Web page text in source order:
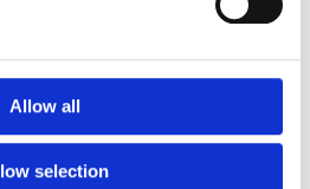
Allow all
selection
klicka här
information, bilder etc.